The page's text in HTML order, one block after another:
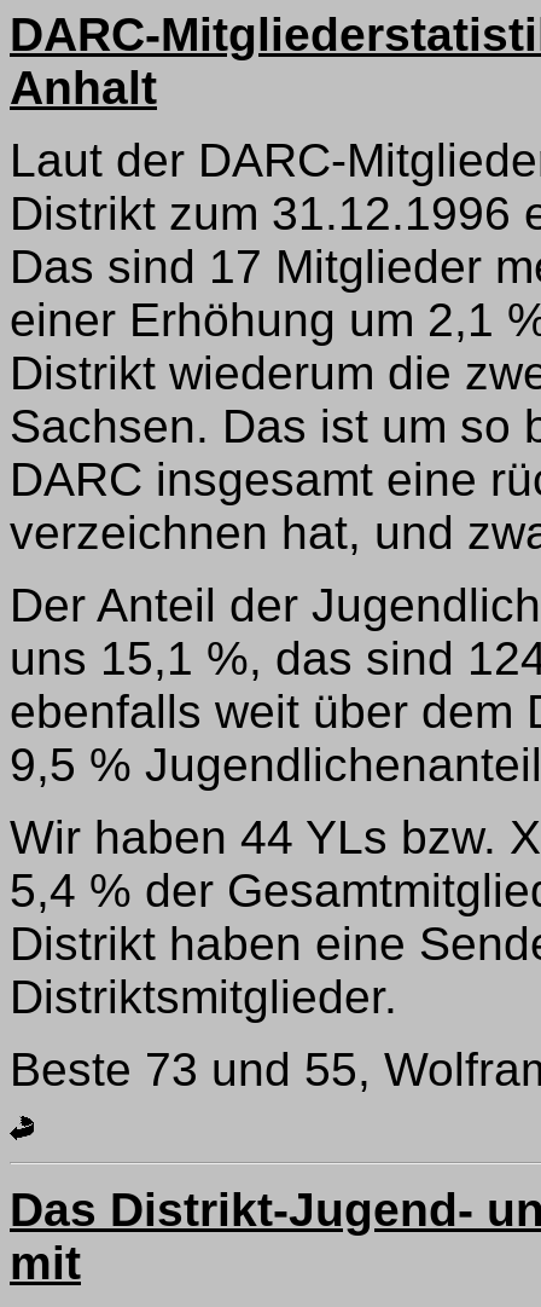
DARC-
Anhalt
Laut der DARC-
Distrikt zum 31.12.1996
Das sind 17 Mitglieder
einer Erhöhung um 2,1
Distrikt wiederum die
Sachsen. Das ist um so
DARC insgesamt eine
verzeichnen hat, und
Der Anteil der
uns 15,1 %, das sind
ebenfalls weit über dem
9,5 %
Wir haben 44 YLs bzw.
5,4 % der
Distrikt haben eine
Distriktsmitglieder.
Beste 73 und 55,
Das Distrikt-Jugend-
mit